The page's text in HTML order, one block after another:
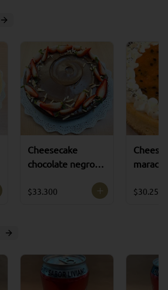
Cheesecake
chocolate negro (
$33.300 $30.250